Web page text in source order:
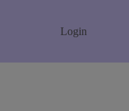
Login